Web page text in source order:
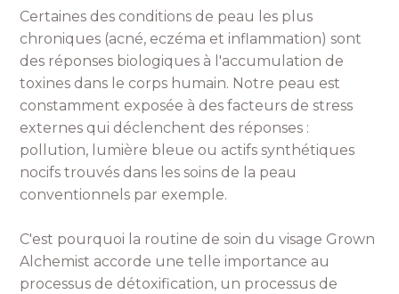
Certaines des conditions de peau les plus
chroniques (acné, eczéma et inflammation) sont
des réponses biologiques à l'accumulation de
toxines dans le corps humain. Notre peau est
constamment exposée à des facteurs de stress
externes qui déclenchent des réponses :
pollution, lumière bleue ou actifs synthétiques
nocifs trouvés dans les soins de la peau
conventionnels par exemple.
C'est pourquoi la routine de soin du visage Grown
Alchemist accorde une telle importance au
processus de détoxification, un processus de